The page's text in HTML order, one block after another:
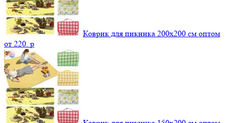
Коврик для пикника 200х200 см оптом
от 220. p